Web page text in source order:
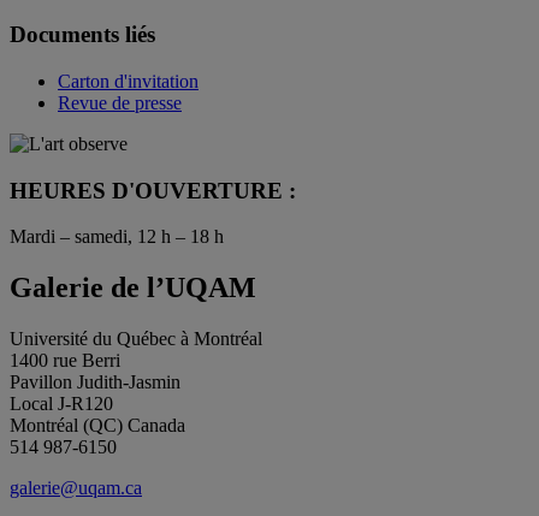
Documents liés
Carton d'invitation
Revue de presse
HEURES D'OUVERTURE :
Mardi – samedi, 12 h – 18 h
Galerie de l’UQAM
Université du Québec à Montréal
1400 rue Berri
Pavillon Judith-Jasmin
Local J-R120
Montréal (QC) Canada
514 987-6150
galerie@uqam.ca